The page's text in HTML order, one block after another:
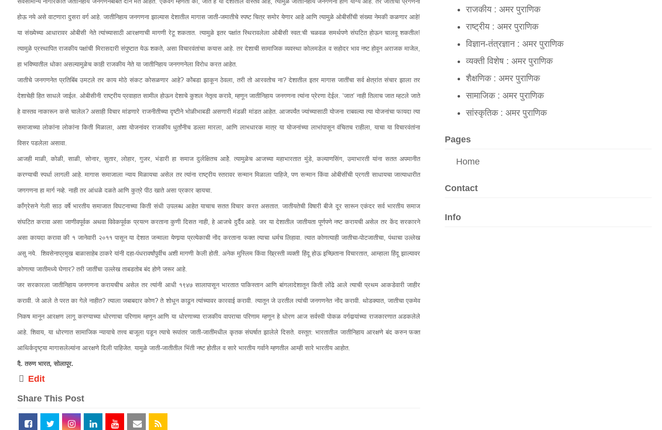
होऊ नये असे वाटणारा दुसरा वर्ग आहे. जातीनिहाय जनगणना झाल्यास देशातील मागास जाती-जमातीचे स्पष्ट चित्र समोर येणार आहे आणि त्यामुळे ओबीसींची संख्या नेमकी कळणार आहे!
या संख्येच्या आधारावर ओबीसी नेते त्यांच्यासाठी आरक्षणाची मागणी रेटू शकतात. त्यामुळे इतर पक्षांत स्थिरावलेला ओबीसी स्वत:ची चळवळ समर्थपणे संघटित होऊन चालवू शकतील!
त्यामुळे प्रस्थापित राजकीय पक्षांची मिरासदारी संपुष्टात येऊ शकते, असा विचारवंतांचा कयास आहे. तर देशाची सामाजिक व्यवस्था कोलमडेल व सहोदर भाव नष्ट होवून अराजक माजेल,
हा भविष्यातील धोका असल्यामुळेच काही राजकीय नेते या जातीनिहाय जनगणनेला विरोध करत आहेत.
जातीचे जनगणनेत प्रतिबिंब उमटले तर काय मोठे संकट कोसळणार आहे? कोंबडा झाकून ठेवला, तरी तो आरवतोच ना? देशातील इतर मागास जातींचा सर्व क्षेत्रांत संचार झाला तर
देशाचेही हित साधले जाईल. ओबीसीनी राष्ट्रीय प्रवाहात सामील होऊन देशाचे कुशल नेतृत्व करावे, म्हणून जातीनिहाय जनगणना त्यांना प्रेरणा देईल. ‘जात’ नाही तिलाच जात म्हटले जाते
हे वास्तव नाकारून कसे चालेल? असाही विचार मांडणारे राजनीतीच्या दृष्टीने भोळीभाबडी असणारी मंडळी मांडत आहेत. आजपर्यंत ज्यांच्यासाठी योजना राबवल्या त्या योजनांचा फायदा त्या
समाजाच्या लोकांना लोकांना किती मिळाला, अशा योजनांवर राजकीय धुर्तांनीच डल्ला मारला, आणि लाभधारक मात्र या योजनांच्या लाभांपासून वंचितच राहीला, याचा या विचारवंतांना
विसर पडलेला असावा.
आजही माळी, कोळी, साळी, सोनार, सुतार, लोहार, गुजर, भंडारी हा समाज दुर्लक्षितच आहेे. त्यामुळेच आजच्या महाभारतात मुंडे, कल्याणसिंग, उमाभारती यांना सतत अपमानीत
करण्याची स्पर्धा लागली आहे. मागास समाजाला न्याय मिळायचा असेल तर त्यांना राष्ट्रीय स्तरावर सन्मान मिळाला पाहिजे, पण सन्मान किंवा ओबीसींची प्रगती साधायचा जात्याधारीत
जणगणना हा मार्ग नव्हे. नाही तर आंधळे दळते आणि कुत्रे पीठ खाते असा प्रकार व्हायचा.
कॉंग्रेसने गेली साठ वर्षे भारतीय समाजात विघटनाच्या किती संधी उपलब्ध आहेत याचाच सतत विचार करत असतात. जातीयतेची विषारी बीजे दूर सारून एकंदर सर्व भारतीय समाज
संघटित करावा असा जाणीवपूर्वक अथवा विवेकपूर्वक प्रयत्न करताना कुणी दिसत नाही, हे आजचे दुर्दैव आहे. जर या देशातील जातीयता पूर्णपणे नष्ट करायची असेल तर केंद सरकारने
असा कायदा करावा की १ जानेवारी २०११ पासून या देशात जन्माला येणार्‍या प्रत्येकाची नोंद करताना फक्त त्याचा धर्मच लिहावा. त्यात कोणत्याही जातीचा-पोटजातीचा, पंथाचा उल्लेख
असु नये. शिवसेनाप्रमुख बाळासाहेब ठाकरे यांनी दहा-पंधरावर्षांपुर्वीच अशी मागणी केली होती. अनेक मुस्लिम किंवा ख्रिस्ती व्यक्ती हिंदू होऊ इच्छिताना विचारतात, आम्हाला हिंदू झाल्यावर
कोणत्या जातीमध्ये घेणार? तरी जातींचा उल्लेख ताबडतोब बंद होणे जरूर आहे.
जर सरकारला जातीनिहाय जनगणना करायचीच असेल तर त्यांनी आधी १९४७ सालापासून भारतात पाकिस्तान आणि बांगलादेशातून किती लोंढे आले त्याची प्रथम आकडेवारी जाहीर
करावी. जे आले ते परत का गेले नाहीत? त्याला जबाबदार कोण? ते शोधून काढून त्यांच्यावर कारवाई करावी. त्यातून जे उरतील त्यांची जनगणनेत नोंद करावी. थोडक्यात, जातीचा एकमेव
निकष मानून आरक्षण लागू करण्याच्या धोरणाचा परिणाम म्हणून आणि या धोरणाच्या राजकीय वापराचा परिणाम म्हणून हे धोरण आज सर्वस्वी पोकळ वर्गवार्‍यांच्या राजकारणात अडकलेले
आहे. शिवाय, या धोरणात सामाजिक न्यायाचे तत्त्व बाजूला पडून त्याचे रूपांतर जाती-जातींमधील कृतक संघर्षात झालेले दिसते. वस्तूत: भारतातील जातीनिहाय आरक्षणे बंद करुन फक्त
आथिर्कदृष्ट्या मागासलेल्यांना आरक्षणे दिली पाहिजेत. यामुळे जाती-जातीतील भिंती नष्ट होतील व सारे भारतीय गर्वाने म्हणतील आम्ही सारे भारतीय आहोत.
दै. तरुण भारत, सोलापूर.
Edit
Share This Post
राजकीय : अमर पुराणिक
राष्ट्रीय : अमर पुराणिक
विज्ञान-तंत्रज्ञान : अमर पुराणिक
व्यक्ती विशेष : अमर पुराणिक
शैक्षणिक : अमर पुराणिक
सामाजिक : अमर पुराणिक
सांस्कृतिक : अमर पुराणिक
Pages
Home
Contact
Info